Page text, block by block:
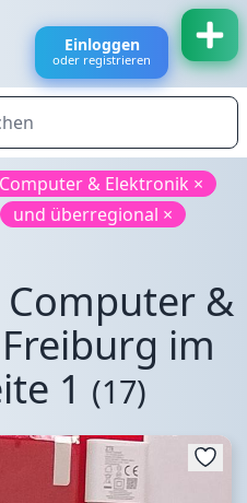
Einloggen
oder registrieren
& Elektronik ×
und überregional ×
&
im
1 (17)